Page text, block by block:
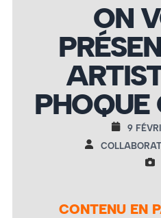
ON
PHOQUE
9
CONTENU EN